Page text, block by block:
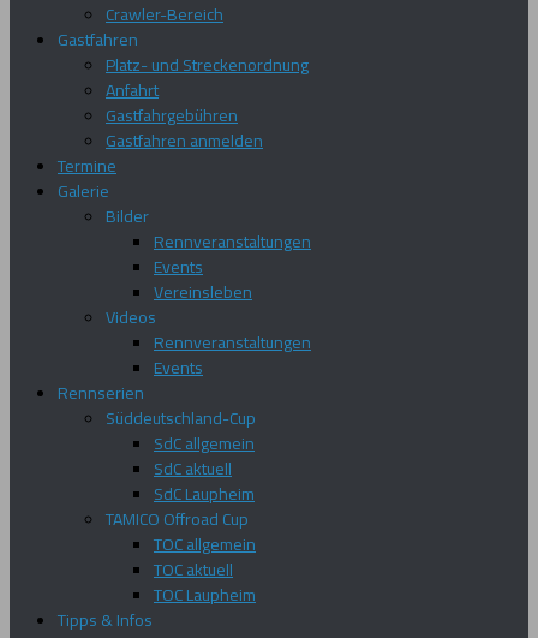
Crawler-Bereich
Gastfahren
Platz- und Streckenordnung
Anfahrt
Gastfahrgebühren
Gastfahren anmelden
Termine
Galerie
Bilder
Rennveranstaltungen
Events
Vereinsleben
Videos
Rennveranstaltungen
Events
Rennserien
Süddeutschland-Cup
SdC allgemein
SdC aktuell
SdC Laupheim
TAMICO Offroad Cup
TOC allgemein
TOC aktuell
TOC Laupheim
Tipps & Infos